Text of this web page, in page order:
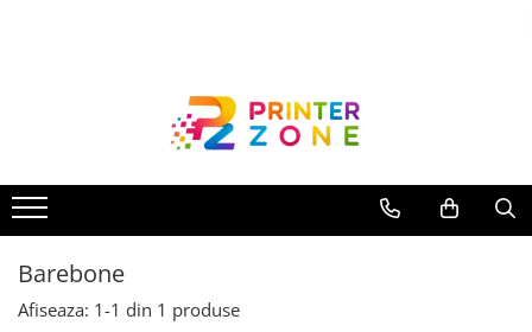
Imprimante cu jet
Multifunctionale laser
Multifunctionale cu jet
Imprimante etichete
Barebone
Afiseaza: 1-1 din 1 produse